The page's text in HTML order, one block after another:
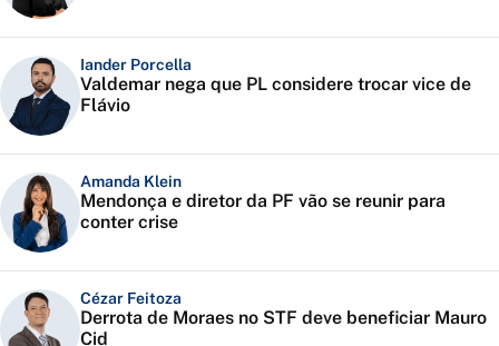
Iander Porcella
Valdemar nega que PL considere trocar vice de
Flávio
Amanda Klein
Mendonça e diretor da PF vão se reunir para
conter crise
Cézar Feitoza
Derrota de Moraes no STF deve beneficiar Mauro
Cid